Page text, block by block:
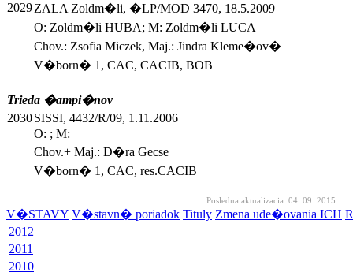
2029ZALA Zoldm�li, �LP/MOD 3470, 18.5.2009
O: Zoldm�li HUBA; M: Zoldm�li LUCA
Chov.: Zsofia Miczek, Maj.: Jindra Kleme�ov�
V�born� 1, CAC, CACIB, BOB
Trieda �ampi�nov
2030SISSI, 4432/R/09, 1.11.2006
O: ; M:
Chov.+ Maj.: D�ra Gecse
V�born� 1, CAC, res.CACIB
Posledna aktualizacia: 04. 09. 2015.
V�STAVY V�stavn� poriadok Tituly Zmena ude�ovania ICH
2012
2011
2010